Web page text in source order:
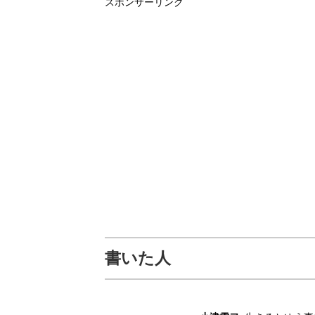
er
スポンサーリンク
書いた人